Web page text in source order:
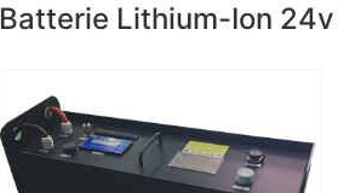
Batterie Lithium-Ion